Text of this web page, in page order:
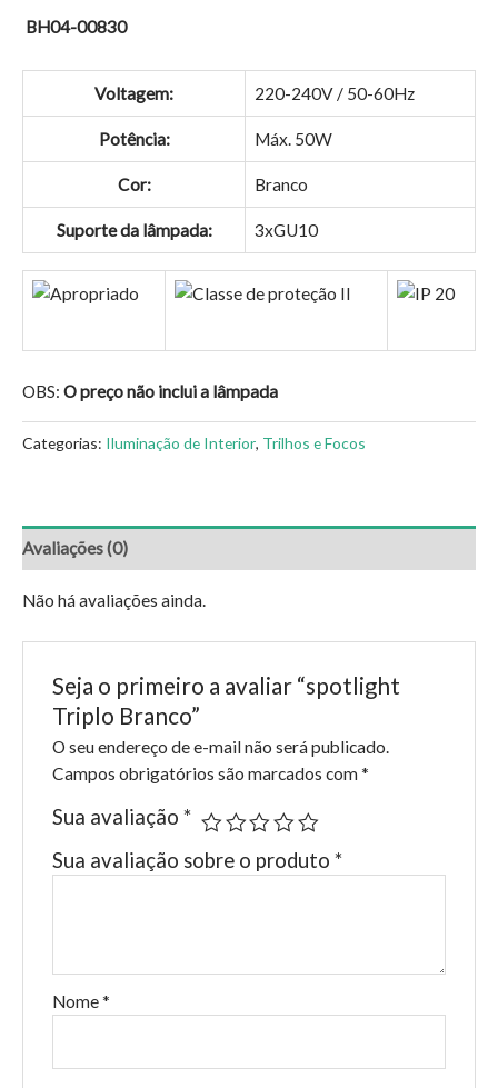
BH04-00830
Voltagem: 220-240V / 50-60Hz
Potência: Máx. 50W
Cor: Branco
Suporte da lâmpada: 3xGU10
OBS: O preço não inclui a lâmpada
Categorias: Iluminação de Interior, Trilhos e Focos
Avaliações (0)
Não há avaliações ainda.
Seja o primeiro a avaliar “spotlight
Triplo Branco”
O seu endereço de e-mail não será publicado.
Campos obrigatórios são marcados com *
Sua avaliação *
Sua avaliação sobre o produto *
Nome *